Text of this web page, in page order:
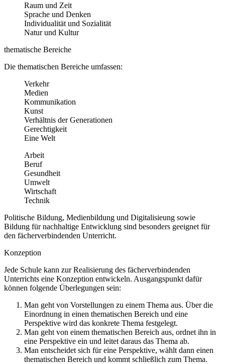
Raum und Zeit
Sprache und Denken
Individualität und Sozialität
Natur und Kultur
thematische Bereiche
Die thematischen Bereiche umfassen:
Verkehr
Medien
Kommunikation
Kunst
Verhältnis der Generationen
Gerechtigkeit
Eine Welt
Arbeit
Beruf
Gesundheit
Umwelt
Wirtschaft
Technik
Politische Bildung, Medienbildung und Digitalisieung sowie
Bildung für nachhaltige Entwicklung sind besonders geeignet für
den fächerverbindenden Unterricht.
Konzeption
Jede Schule kann zur Realisierung des fächerverbindenden
Unterrichts eine Konzeption entwickeln. Ausgangspunkt dafür
können folgende Überlegungen sein:
Man geht von Vorstellungen zu einem Thema aus. Über die
Einordnung in einen thematischen Bereich und eine
Perspektive wird das konkrete Thema festgelegt.
Man geht von einem thematischen Bereich aus, ordnet ihn in
eine Perspektive ein und leitet daraus das Thema ab.
Man entscheidet sich für eine Perspektive, wählt dann einen
thematischen Bereich und kommt schließlich zum Thema.